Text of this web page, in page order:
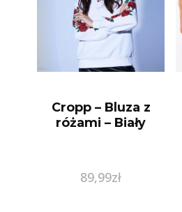
Cropp – Bluza z
różami – Biały
89,99zł